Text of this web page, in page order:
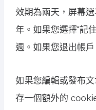
效期為兩天，屏幕
年。如果您選擇“記
週。如果您退出帳
如果您編輯或發布
存一個額外的